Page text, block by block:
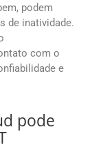
podem
de inatividade.
com o
e
pode